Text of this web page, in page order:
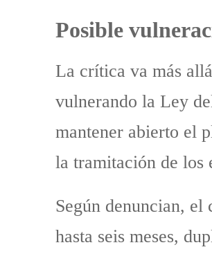
Posible
La crítica va más
vulnerando la Ley
mantener abierto el
la tramitación de los
Según denuncian, el
hasta seis meses,